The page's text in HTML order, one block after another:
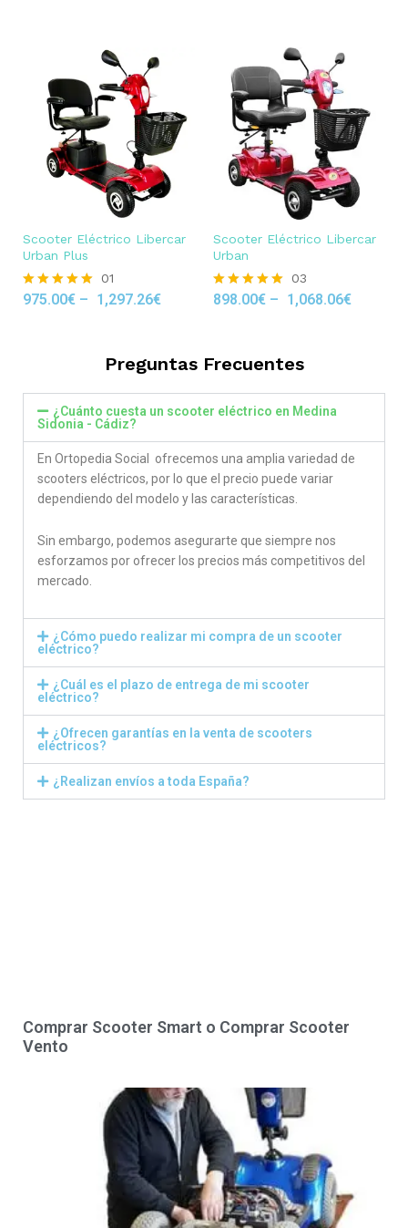
Scooter Eléctrico Libercar
Urban Plus
Rated
01
975.00€ – 1,297.26€
Scooter Eléctrico Libercar
Urban
Rated
03
898.00€ – 1,068.06€
Preguntas Frecuentes
¿Cuánto cuesta un scooter eléctrico en Medina
Sidonia - Cádiz?
En Ortopedia Social ofrecemos una amplia variedad de
scooters eléctricos, por lo que el precio puede variar
dependiendo del modelo y las características.
Sin embargo, podemos asegurarte que siempre nos
esforzamos por ofrecer los precios más competitivos del
mercado.
¿Cómo puedo realizar mi compra de un scooter
eléctrico?
¿Cuál es el plazo de entrega de mi scooter
eléctrico?
¿Ofrecen garantías en la venta de scooters
eléctricos?
¿Realizan envíos a toda España?
Comprar Scooter Smart o Comprar Scooter
Vento